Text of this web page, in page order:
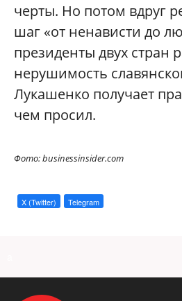
черты. Но потом вдруг
шаг «от ненависти до
президенты двух стран
нерушимость
Лукашенко получает
чем просил.
Фото: businessinsider.com
X (Twitter) Telegram